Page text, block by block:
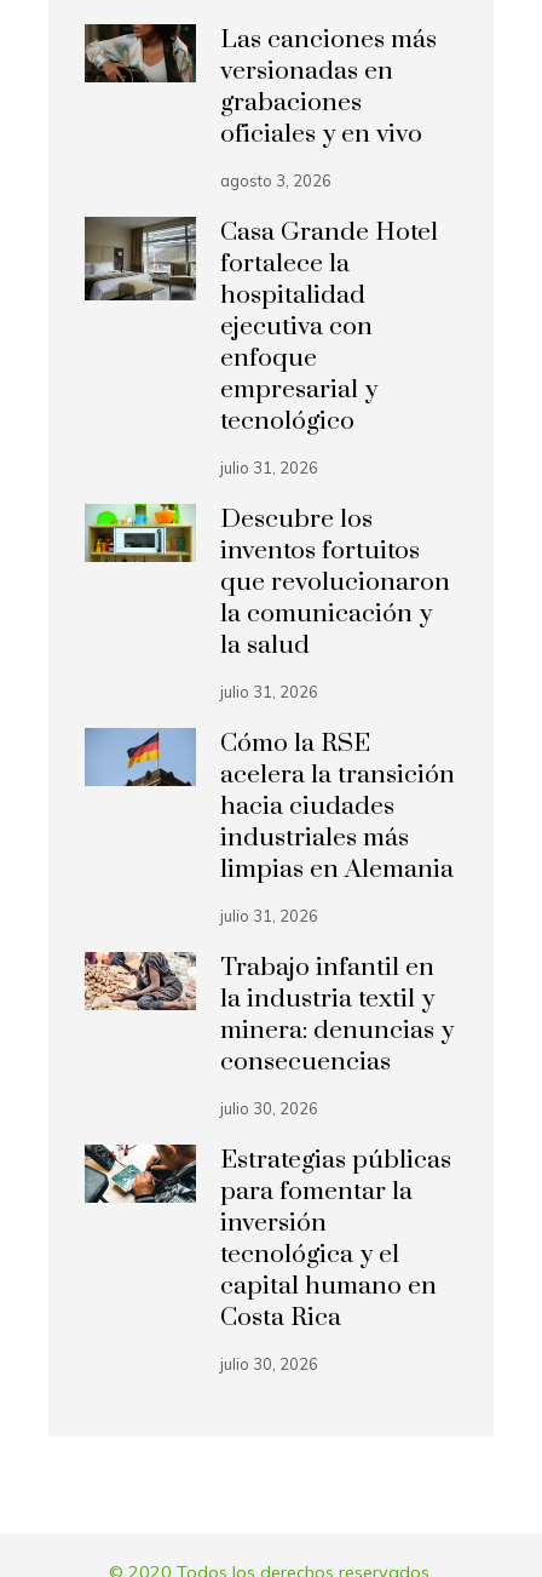
Las canciones más
versionadas en
grabaciones
oficiales y en vivo
agosto 3, 2026
Casa Grande Hotel
fortalece la
hospitalidad
ejecutiva con
enfoque
empresarial y
tecnológico
julio 31, 2026
Descubre los
inventos fortuitos
que revolucionaron
la comunicación y
la salud
julio 31, 2026
Cómo la RSE
acelera la transición
hacia ciudades
industriales más
limpias en Alemania
julio 31, 2026
Trabajo infantil en
la industria textil y
minera: denuncias y
consecuencias
julio 30, 2026
Estrategias públicas
para fomentar la
inversión
tecnológica y el
capital humano en
Costa Rica
julio 30, 2026
© 2020 Todos los derechos reservados.